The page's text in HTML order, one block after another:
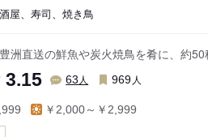
屋、寿司、焼き鳥
洲直送の鮮魚や炭火焼鳥を肴に、約
3.15 63 人 969 人
￥2,000～￥2,999